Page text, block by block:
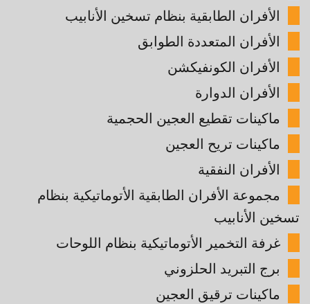
الأفران الطابقية بنظام تسخين الأنابيب
الأفران المتعددة الطوابق
الأفران الكونفيكشن
الأفران الدوارة
ماكينات تقطيع العجين الحجمية
ماكينات تريح العجين
الأفران النفقية
مجموعة الأفران الطابقية الأتوماتيكية بنظام
تسخين الأنابيب
غرفة التخمير الأتوماتيكية بنظام اللوحات
برج التبريد الحلزوني
ماكينات ترقيق العجين